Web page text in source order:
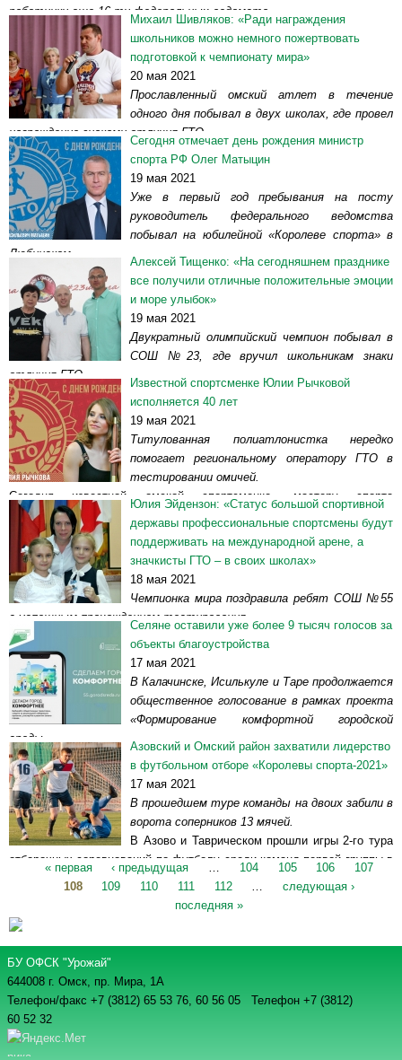
работники еще 16-ти федеральных ведомств.
Правительство Российской Федерации утвердило распоряжение об
образовании организационного комитета по подготовке и проведению
в 2021...Читать далее >>
Михаил Шивляков: «Ради награждения
школьников можно немного пожертвовать
подготовкой к чемпионату мира»
20 мая 2021
Прославленный омский атлет в течение
одного дня побывал в двух школах, где провел
награждение знаками отличия ГТО.
В средней общеобразовательной школе №107 прошло
торжественное награждение знаками отличия ГТО. В актовом зале
собрались ребята...
Читать далее >>
Сегодня отмечает день рождения министр
спорта РФ Олег Матыцин
19 мая 2021
Уже в первый год пребывания на посту
руководитель федерального ведомства
побывал на юбилейной «Королеве спорта» в
Любинском.
Сегодня – 19 мая – также исполняется 57 лет действующему
министру спорта России Олегу Матыцину. К своим
обязанностям... Читать далее >>
Алексей Тищенко: «На сегодняшнем празднике
все получили отличные положительные эмоции
и море улыбок»
19 мая 2021
Двукратный олимпийский чемпион побывал в
СОШ №23, где вручил школьникам знаки
отличия ГТО.
Накануне в средней общеобразовательной школе №23 прошло
торжественное награждение знаками отличия ГТО. Руководители,
сотрудники учреждения и сами...
Известной спортсменке Юлии Рычковой
исполняется 40 лет
19 мая 2021
Титулованная полиатлонистка нередко
помогает региональному оператору ГТО в
тестировании омичей.
Сегодня известной омской спортсменке, мастеру спорта
международного класса по полиатлону, трехкратной чемпионке мира
Юлии Рычковой исполняется 40...
Читать далее >>
Юлия Эйдензон: «Статус большой спортивной
державы профессиональные спортсмены будут
поддерживать на международной арене, а
значкисты ГТО – в своих школах»
18 мая 2021
Чемпионка мира поздравила ребят СОШ №55
с успешным прохождением тестирования.
Накануне в средней школе №55 имени Л.Я. Кичигиной и В.И.
Кичигина состоялось торжественное награждение учащихся знаками
отличия ГТО. Образовательное учреждение,...
Читать далее >>
Селяне оставили уже более 9 тысяч голосов за
объекты благоустройства
17 мая 2021
В Калачинске, Исилькуле и Таре продолжается
общественное голосование в рамках проекта
«Формирование комфортной городской
среды».
В апреле Минстроем России и АНО «Диалог Регионы» запущена
платформа по голосованию по отбору общественных...
Читать далее
>>
Азовский и Омский район захватили лидерство
в футбольном отборе «Королевы спорта-2021»
17 мая 2021
В прошедшем туре команды на двоих забили в
ворота соперников 13 мячей.
В Азово и Таврическом прошли игры 2-го тура
отборочных соревнований по футболу среди команд первой группы в
зачет 51-го областного сельского спортивно-культурного...
Страницы
« первая ‹ предыдущая … 104 105 106
107
108
109 110 111 112 …
следующая ›
последняя »
БУ ОФСК "Урожай"
644008 г. Омск, пр. Мира, 1А
Телефон/факс +7 (3812) 65 53 76, 60 56 05 Телефон +7 (3812)
60 52 32